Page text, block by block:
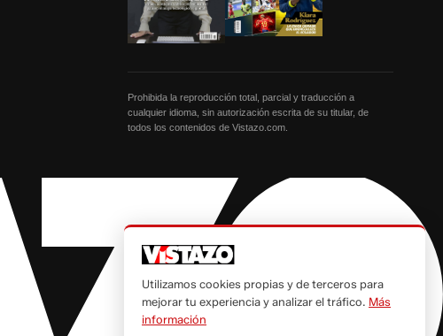
Prohibida la reproducción total, parcial y traducción a
cualquier idioma, sin autorización escrita de su titular, de
todos los contenidos de Vistazo.com.
Utilizamos cookies propias y de terceros para
mejorar tu experiencia y analizar el tráfico. Más
información